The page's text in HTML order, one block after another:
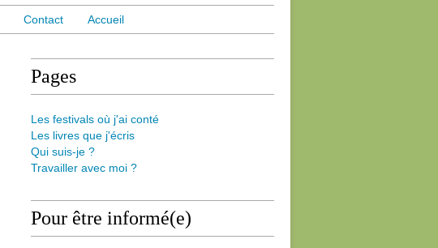
Contact Accueil
Pages
Les festivals où j'ai conté
Les livres que j'écris
Qui suis-je ?
Travailler avec moi ?
Pour être informé(e)